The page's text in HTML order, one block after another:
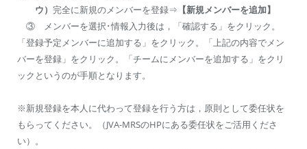
ウ） 完全に新規のメンバーを登録⇒ 【新規メンバーを追加】
③ メンバーを選択･情報入力後は，「確認する」をクリック。
「登録予定メンバーに追加する」をクリック。「上記の内容でメン
バーを登録」をクリック。「チームにメンバーを追加する」をクリ
ックというのが手順となります。
※新規登録を本人に代わって登録を行う方は，原則として委任状を
もらってください。（JVA-MRSのHPにある委任状をご活用くださ
い）。